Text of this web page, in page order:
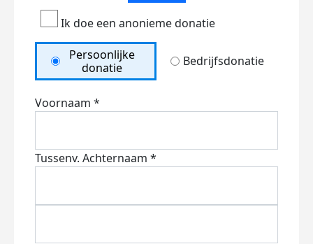
Ik doe een anonieme donatie
Persoonlijke
donatie
Bedrijfsdonatie
Voornaam *
Tussenv. Achternaam *